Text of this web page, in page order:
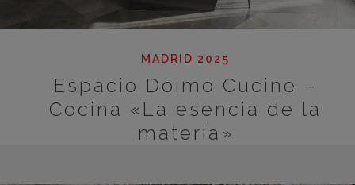
MADRID 2025
Espacio Doimo Cucine –
Cocina «La esencia de la
materia»